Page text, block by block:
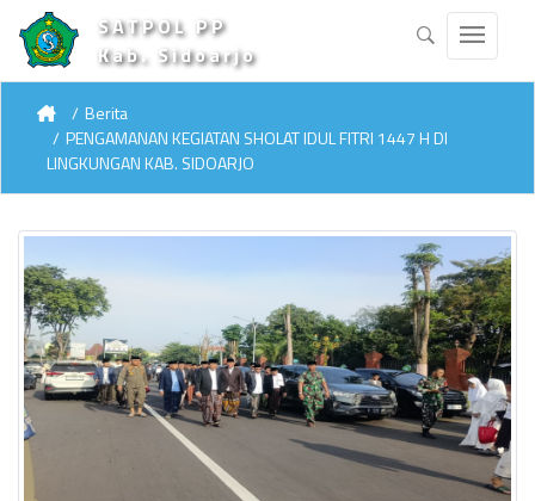
SATPOL PP
Kab. Sidoarjo
Berita
PENGAMANAN KEGIATAN SHOLAT IDUL FITRI 1447 H DI
LINGKUNGAN KAB. SIDOARJO